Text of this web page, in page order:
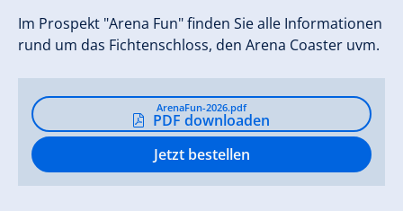
Im Prospekt "Arena Fun" finden Sie alle Informationen
rund um das Fichtenschloss, den Arena Coaster uvm.
ArenaFun-2026.pdf
PDF downloaden
Jetzt bestellen